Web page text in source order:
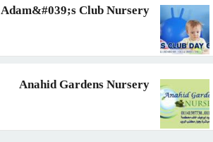
Adam&#039;s Club Nursery
Anahid Gardens Nursery